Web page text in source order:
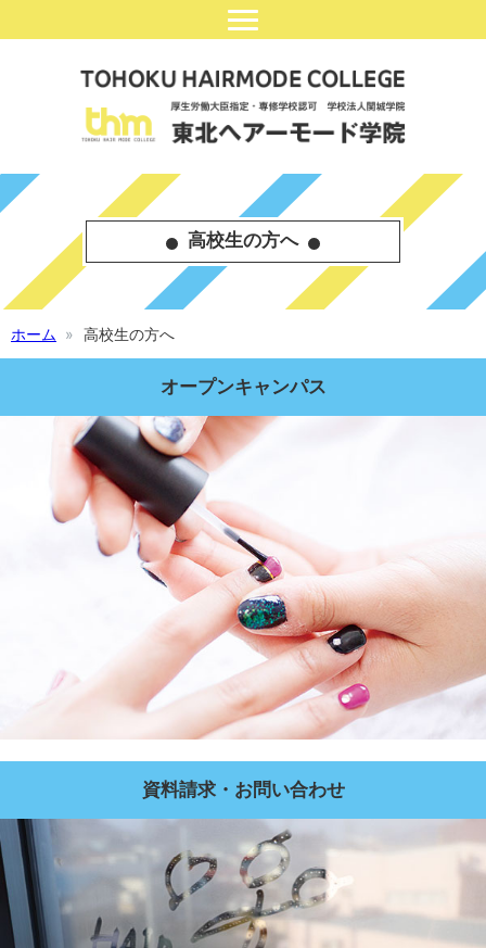
高校生の方へ
ホーム 高校生の方へ
オープンキャンパス
資料請求・お問い合わせ